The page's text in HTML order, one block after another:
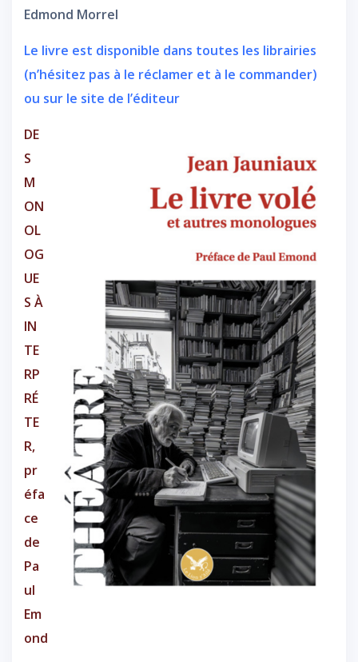
Edmond Morrel
Le livre est disponible dans toutes les librairies
(n’hésitez pas à le réclamer et à le commander)
ou sur le site de l’éditeur
DE
S
M
ON
OL
OG
UE
S À
IN
TE
RP
RÉ
TE
R,
pr
éfa
ce
de
Pa
ul
Em
ond